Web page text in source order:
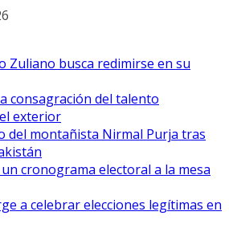
Zuliano busca redimirse en su
consagración del talento
exterior
del montañista Nirmal Purja tras
cronograma electoral a la mesa
a celebrar elecciones legítimas en